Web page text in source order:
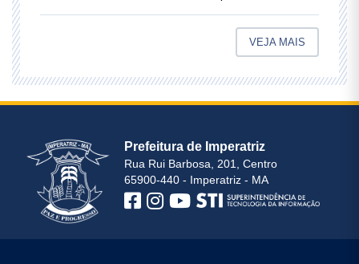
VEJA MAIS
Prefeitura de Imperatriz
Rua Rui Barbosa, 201, Centro
65900-440 - Imperatriz - MA